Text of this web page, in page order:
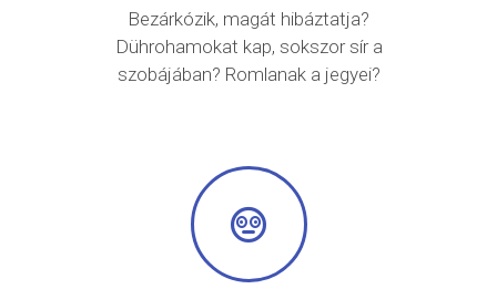
Bezárkózik, magát hibáztatja?
Dührohamokat kap, sokszor sír a
szobájában? Romlanak a jegyei?